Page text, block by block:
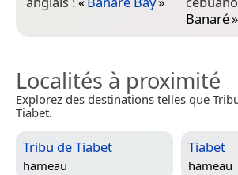
Banaré»
Localités à proximité
Explorez des destinations telles que
Tiabet.
Tribu de Tiabet
hameau
Tiabet
hameau